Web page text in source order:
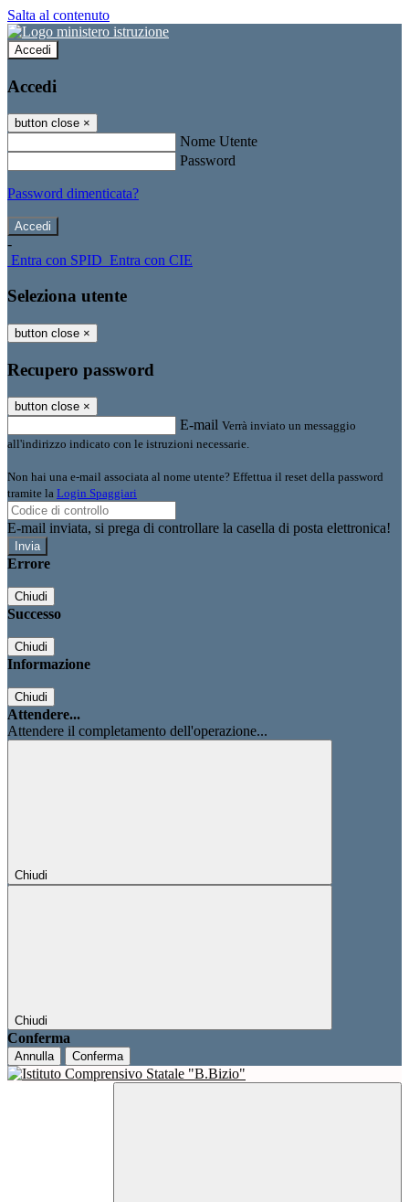
Salta al contenuto
Accedi
Accedi
button close ×
Nome Utente
Password
Password dimenticata?
-
Entra con SPID Entra con CIE
Seleziona utente
button close ×
Recupero password
button close ×
E-mail Verrà inviato un messaggio
all'indirizzo indicato con le istruzioni necessarie.
Non hai una e-mail associata al nome utente? Effettua il reset della password
tramite la Login Spaggiari
E-mail inviata, si prega di controllare la casella di posta elettronica!
Errore
Chiudi
Successo
Chiudi
Informazione
Chiudi
Attendere...
Attendere il completamento dell'operazione...
Chiudi
Chiudi
Conferma
Annulla Conferma